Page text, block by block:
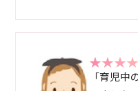
「育児中